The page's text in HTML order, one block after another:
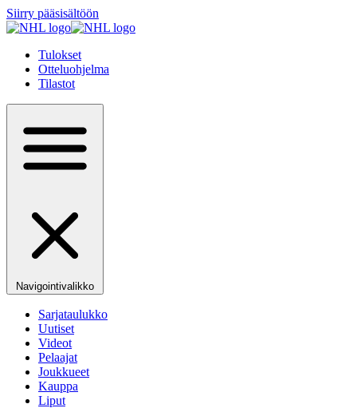
Siirry pääsisältöön
Tulokset
Otteluohjelma
Tilastot
Navigointivalikko
Sarjataulukko
Uutiset
Videot
Pelaajat
Joukkueet
Kauppa
Liput